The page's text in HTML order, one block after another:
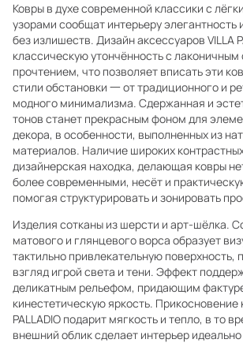
Ковры в духе современной классики с
узорами сообщат интерьеру элегантность
без излишеств. Дизайн аксессуаров VILLA
классическую утончённость с
прочтением, что позволяет вписать эти
стили обстановки 一 от традиционного и
модного минимализма. Сдержанная и
тонов станет прекрасным фоном для
декора, в особенности, выполненных из
материалов. Наличие широких
дизайнерская находка, делающая ковры
более современными, несёт и
помогая структурировать и зонировать
Изделия сотканы из шерсти и арт-шёлка.
матового и глянцевого ворса образует
тактильно привлекательную
взгляд игрой света и тени. Эффект
деликатным рельефом, придающим
кинестетическую яркость. Прикосновение
PALLADIO подарит мягкость и тепло, в то
внешний облик сделает интерьер